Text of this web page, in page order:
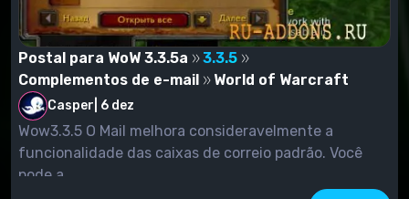
Postal para WoW 3.3.5a
3.3.5
Complementos de e-mail
World of Warcraft
Casper 6 dez
Wow3.3.5 O Mail melhora consideravelmente a
funcionalidade das caixas de correio padrão. Você
pode a...